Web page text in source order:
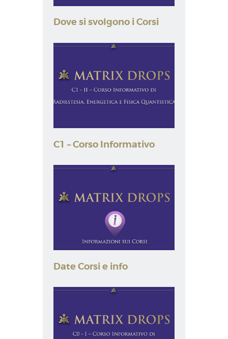
Dove si svolgono i Corsi
C1 – Corso Informativo
Date Corsi e info